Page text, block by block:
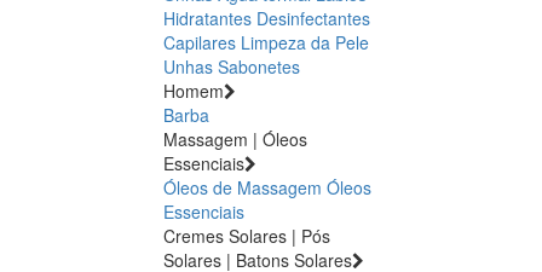
Hidratantes Desinfectantes
Capilares Limpeza da Pele
Unhas Sabonetes
Homem
Barba
Massagem | Óleos
Essenciais
Óleos de Massagem Óleos
Essenciais
Cremes Solares | Pós
Solares | Batons Solares